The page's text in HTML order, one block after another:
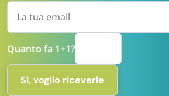
Quanto fa 1+1?